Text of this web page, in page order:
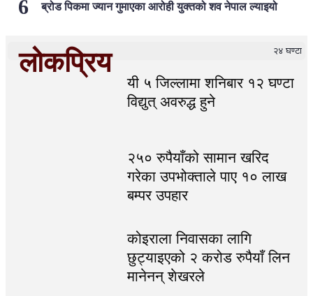
ब्रोड पिकमा ज्यान गुमाएका आरोही युक्तको शव नेपाल ल्याइयो
लोकप्रिय २४ घण्टा
यी ५ जिल्लामा शनिबार १२ घण्टा
विद्युत् अवरुद्ध हुने
२५० रुपैयाँको सामान खरिद
गरेका उपभोक्ताले पाए १० लाख
बम्पर उपहार
कोइराला निवासका लागि
छुट्याइएको २ करोड रुपैयाँ लिन
मानेनन् शेखरले